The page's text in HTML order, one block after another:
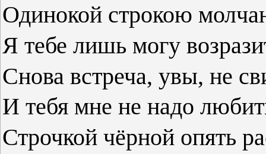
Одинокой строкою
Я тебе лишь могу
Снова встреча, увы, не
И тебя мне не надо
Строчкой чёрной опять